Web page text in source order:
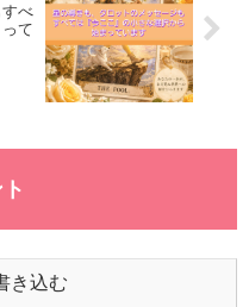
べ
て
き込む